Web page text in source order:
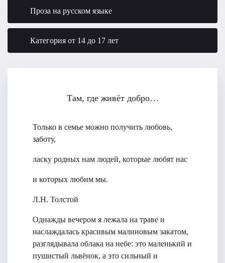
Проза на русском языке
Категория от 14 до 17 лет
Там, где живёт добро…
Только в семье можно получить любовь,
заботу,
ласку родных нам людей, которые любят нас
и которых любим мы.
Л.Н. Толстой
Однажды вечером я лежала на траве и
наслаждалась красивым малиновым закатом,
разглядывала облака на небе: это маленький и
пушистый львёнок, а это сильный и